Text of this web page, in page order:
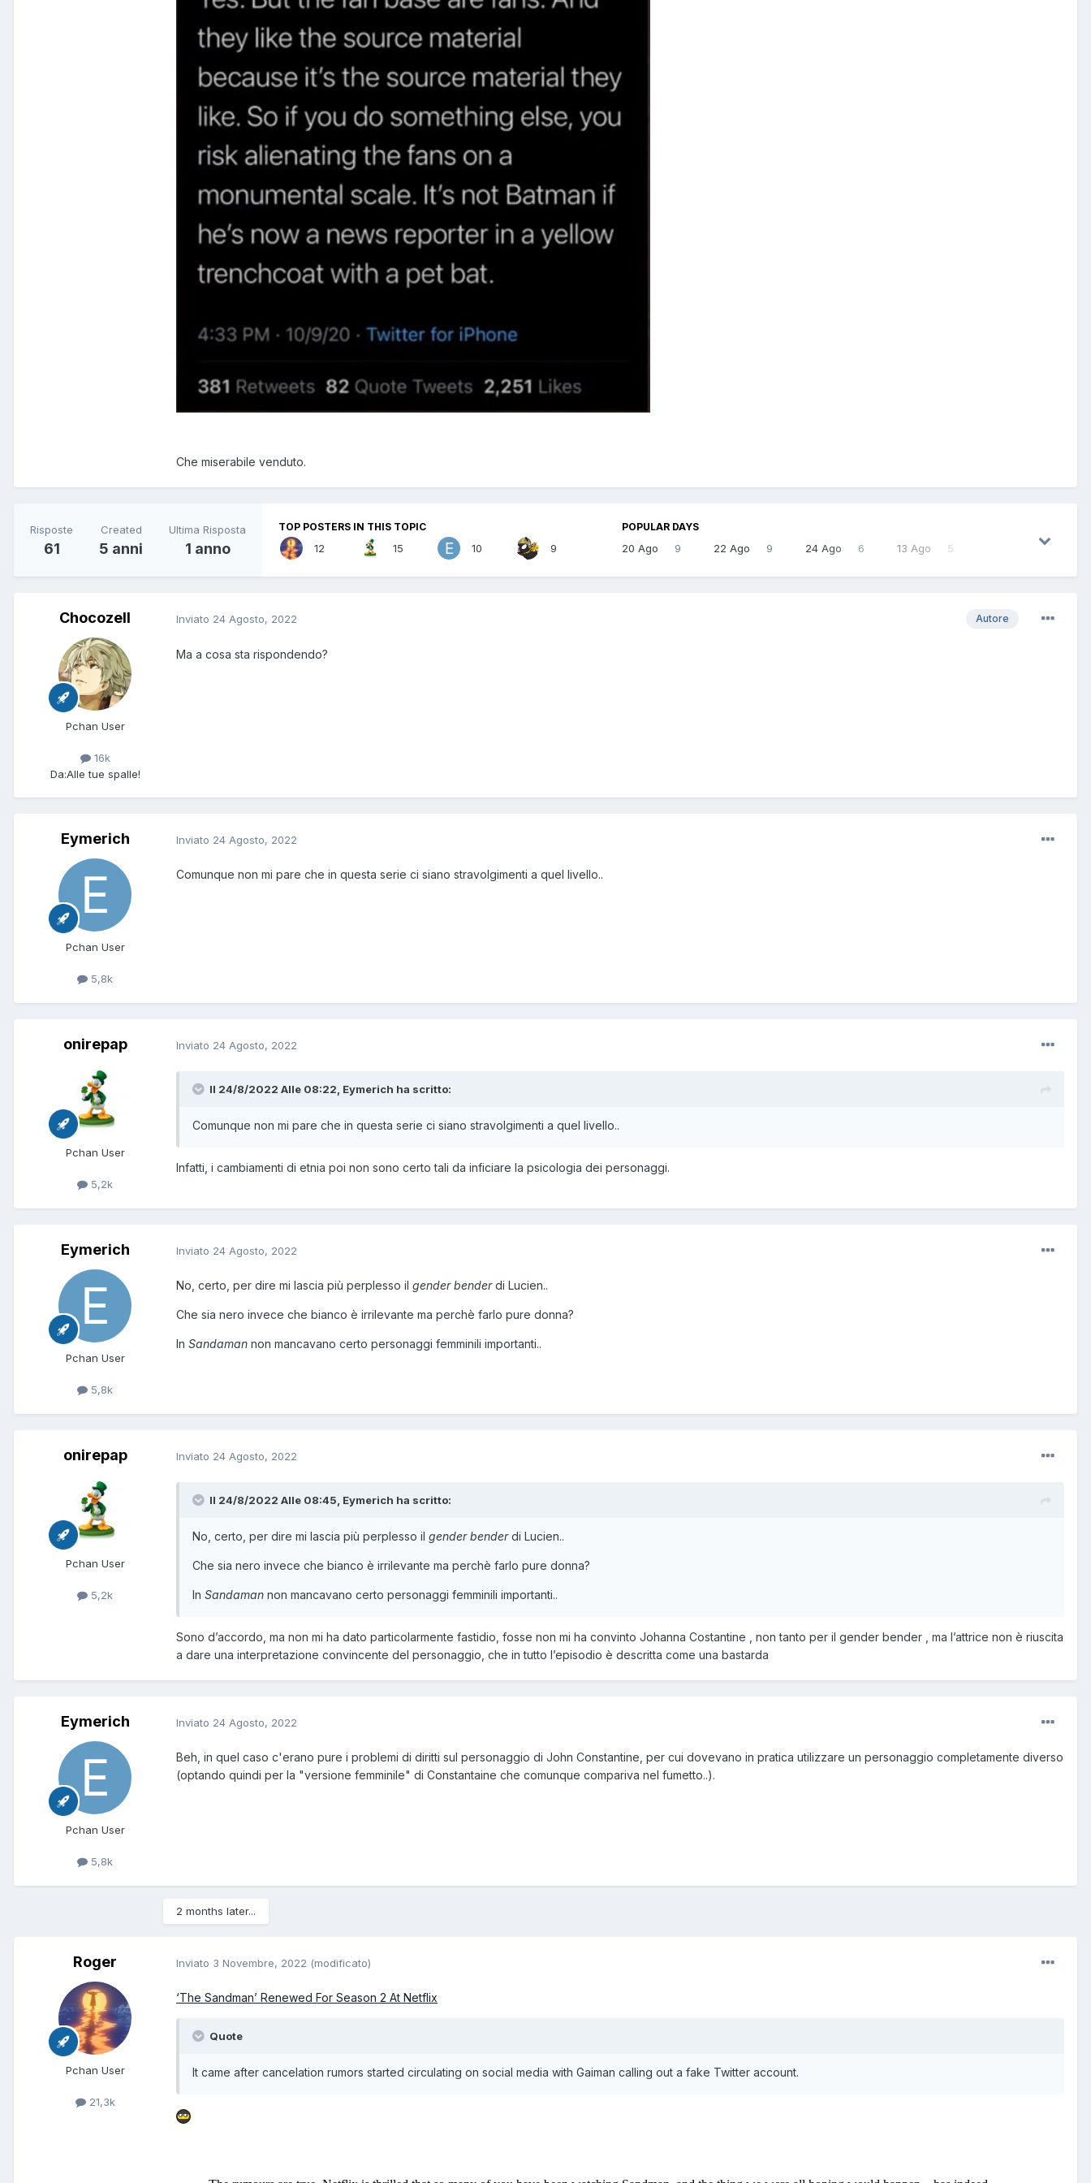
Che miserabile venduto.
Risposte
61
Created
5 anni
Ultima Risposta
1 anno
TOP POSTERS IN THIS TOPIC
12 15 10 9
POPULAR DAYS
20 Ago 9 22 Ago 9 24 Ago 6 13 Ago 5
Chocozell
Pchan User
16k
Da:Alle tue spalle!
Autore
Inviato 24 Agosto, 2022
Ma a cosa sta rispondendo?
Eymerich
Pchan User
5,8k
Inviato 24 Agosto, 2022
Comunque non mi pare che in questa serie ci siano stravolgimenti a quel livello..
onirepap
Pchan User
5,2k
Inviato 24 Agosto, 2022
Il 24/8/2022 Alle 08:22, Eymerich ha scritto:
Comunque non mi pare che in questa serie ci siano stravolgimenti a quel livello..
Infatti, i cambiamenti di etnia poi non sono certo tali da inficiare la psicologia dei personaggi.
Eymerich
Pchan User
5,8k
Inviato 24 Agosto, 2022
No, certo, per dire mi lascia più perplesso il gender benderdi Lucien..
Che sia nero invece che bianco è irrilevante ma perchè farlo pure donna?
In Sandaman non mancavano certo personaggi femminili importanti..
onirepap
Pchan User
5,2k
Inviato 24 Agosto, 2022
Il 24/8/2022 Alle 08:45, Eymerich ha scritto:
No, certo, per dire mi lascia più perplesso il gender benderdi Lucien..
Che sia nero invece che bianco è irrilevante ma perchè farlo pure donna?
In Sandaman non mancavano certo personaggi femminili importanti..
Sono d’accordo, ma non mi ha dato particolarmente fastidio, fosse non mi ha convinto Johanna Costantine , non tanto per il gender bender , ma l’attrice non è riuscita
a dare una interpretazione convincente del personaggio, che in tutto l’episodio è descritta come una bastarda
Eymerich
Pchan User
5,8k
Inviato 24 Agosto, 2022
Beh, in quel caso c'erano pure i problemi di diritti sul personaggio di John Constantine, per cui dovevano in pratica utilizzare un personaggio completamente diverso
(optando quindi per la "versione femminile" di Constantaine che comunque compariva nel fumetto..).
2 months later...
Roger
Pchan User
21,3k
Inviato 3 Novembre, 2022 (modificato)
‘The Sandman’ Renewed For Season 2 At Netflix
Quote
It came after cancelation rumors started circulating on social media with Gaiman calling out a fake Twitter account.